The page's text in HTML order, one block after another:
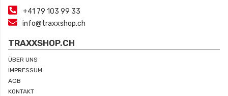
+41 79 103 99 33
info@traxxshop.ch
TRAXXSHOP.CH
ÜBER UNS
IMPRESSUM
AGB
KONTAKT